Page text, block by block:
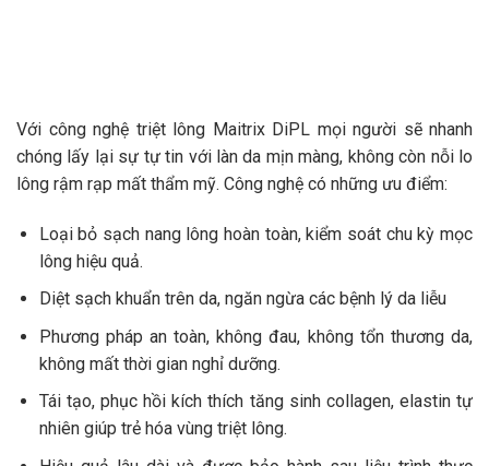
Với công nghệ triệt lông Maitrix DiPL mọi người sẽ nhanh
chóng lấy lại sự tự tin với làn da mịn màng, không còn nỗi lo
lông rậm rạp mất thẩm mỹ. Công nghệ có những ưu điểm:
Loại bỏ sạch nang lông hoàn toàn, kiểm soát chu kỳ mọc
lông hiệu quả.
Diệt sạch khuẩn trên da, ngăn ngừa các bệnh lý da liễu
Phương pháp an toàn, không đau, không tổn thương da,
không mất thời gian nghỉ dưỡng.
Tái tạo, phục hồi kích thích tăng sinh collagen, elastin tự
nhiên giúp trẻ hóa vùng triệt lông.